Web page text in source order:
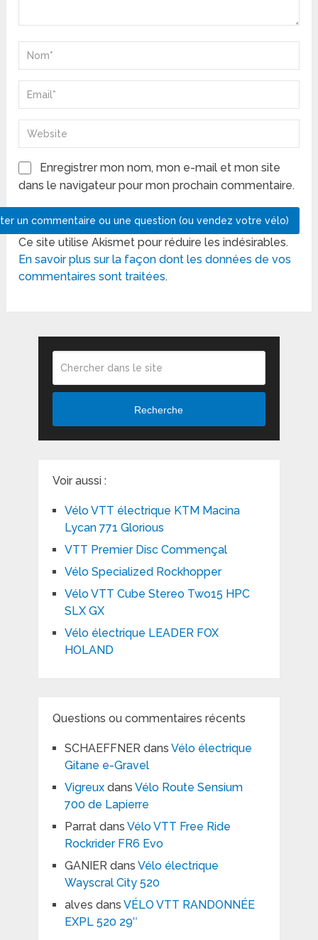
Enregistrer mon nom, mon e-mail et mon site
dans le navigateur pour mon prochain commentaire.
Ce site utilise Akismet pour réduire les indésirables.
En savoir plus sur la façon dont les données de vos
commentaires sont traitées.
Recherche
Voir aussi :
Vélo VTT électrique KTM Macina
Lycan 771 Glorious
VTT Premier Disc Commençal
Vélo Specialized Rockhopper
Vélo VTT Cube Stereo Two15 HPC
SLX GX
Vélo électrique LEADER FOX
HOLAND
Questions ou commentaires récents
SCHAEFFNERdans Vélo électrique
Gitane e-Gravel
Vigreuxdans Vélo Route Sensium
700 de Lapierre
Parratdans Vélo VTT Free Ride
Rockrider FR6 Evo
GANIERdans Vélo électrique
Wayscral City 520
alves dans VÉLO VTT RANDONNÉE
EXPL 520 29″